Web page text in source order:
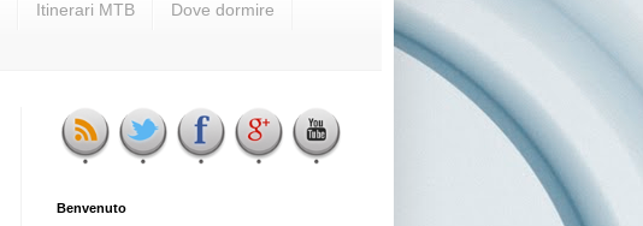
Itinerari MTB Dove dormire
Benvenuto